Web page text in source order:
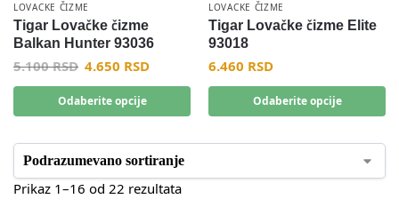
LOVACKE ČIZME
Tigar Lovačke čizme
Balkan Hunter 93036
5.100RSD 4.650 RSD
Odaberite opcije
LOVACKE ČIZME
Tigar Lovačke čizme Elite
93018
6.460 RSD
Odaberite opcije
Prikaz 1–16 od 22 rezultata